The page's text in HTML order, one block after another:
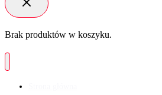
Brak produktów w koszyku.